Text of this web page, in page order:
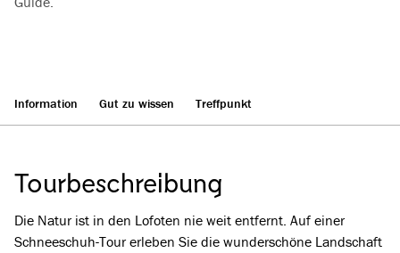
Information Gut zu wissen Treffpunkt
Tourbeschreibung
Die Natur ist in den Lofoten nie weit entfernt. Auf einer
Schneeschuh-Tour erleben Sie die wunderschöne Landschaft